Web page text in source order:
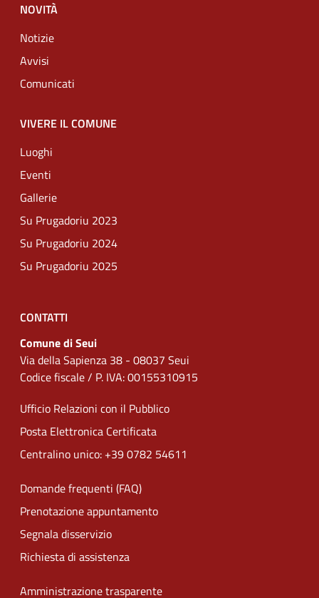
NOVITÀ
Notizie
Avvisi
Comunicati
VIVERE IL COMUNE
Luoghi
Eventi
Gallerie
Su Prugadoriu 2023
Su Prugadoriu 2024
Su Prugadoriu 2025
CONTATTI
Comune di Seui
Via della Sapienza 38 - 08037 Seui
Codice fiscale / P. IVA: 00155310915
Ufficio Relazioni con il Pubblico
Posta Elettronica Certificata
Centralino unico: +39 0782 54611
Domande frequenti (FAQ)
Prenotazione appuntamento
Segnala disservizio
Richiesta di assistenza
Amministrazione trasparente